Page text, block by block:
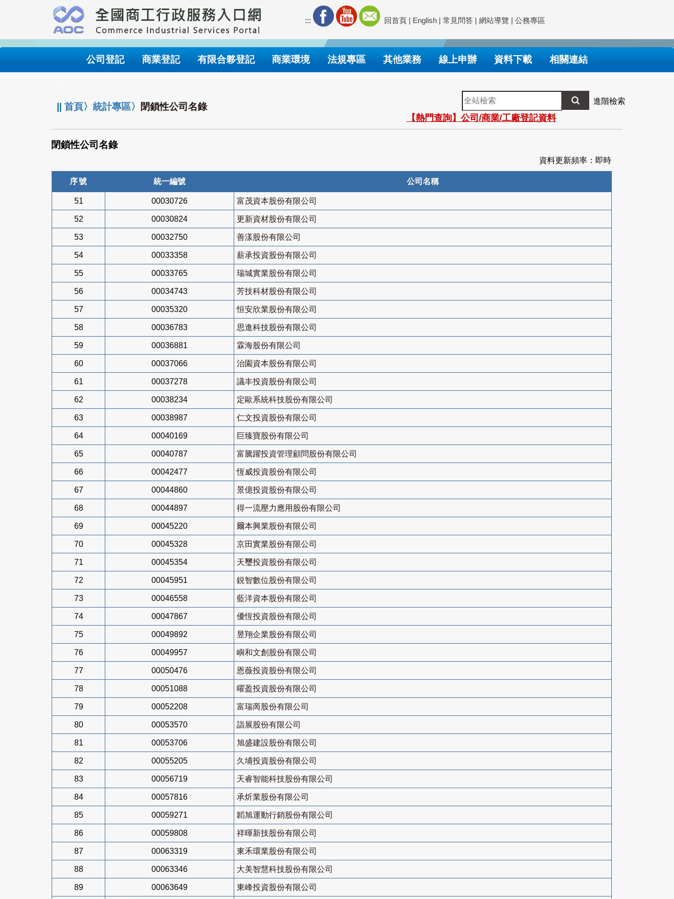
要
內
::: 回首頁 | English | 常見問答 | 網站導覽 | 公務專區
公司登記 商業登記 有限合夥登記 商業環境 法規專區 其他業務 線上申辦 資料下載 相關連結
||首頁〉統計專區〉 閉鎖性公司名錄
全
站
檢
索
進階檢索
【熱門查詢】公司/商業/工廠登記資料
閉鎖性公司名錄
資料更新頻率：即時
序號 統一編號 公司名稱
51 00030726 富茂資本股份有限公司
52 00030824 更新資材股份有限公司
53 00032750 善漾股份有限公司
54 00033358 薪承投資股份有限公司
55 00033765 瑞城實業股份有限公司
56 00034743 芳技科材股份有限公司
57 00035320 恒安欣業股份有限公司
58 00036783 思進科技股份有限公司
59 00036881 霖海股份有限公司
60 00037066 治園資本股份有限公司
61 00037278 議丰投資股份有限公司
62 00038234 定歐系統科技股份有限公司
63 00038987 仁文投資股份有限公司
64 00040169 巨臻寶股份有限公司
65 00040787 富騰躍投資管理顧問股份有限公司
66 00042477 恆威投資股份有限公司
67 00044860 景億投資股份有限公司
68 00044897 得一流壓力應用股份有限公司
69 00045220 爾本興業股份有限公司
70 00045328 京田實業股份有限公司
71 00045354 天璽投資股份有限公司
72 00045951 鋭智數位股份有限公司
73 00046558 藍洋資本股份有限公司
74 00047867 優恆投資股份有限公司
75 00049892 昱翔企業股份有限公司
76 00049957 嶼和文創股份有限公司
77 00050476 恩薇投資股份有限公司
78 00051088 曜盈投資股份有限公司
79 00052208 富瑞啇股份有限公司
80 00053570 詣展股份有限公司
81 00053706 旭盛建設股份有限公司
82 00055205 久埔投資股份有限公司
83 00056719 天睿智能科技股份有限公司
84 00057816 承炘業股份有限公司
85 00059271 韜旭運動行銷股份有限公司
86 00059808 祥暉新技股份有限公司
87 00063319 東禾環業股份有限公司
88 00063346 大美智慧科技股份有限公司
89 00063649 東峰投資股份有限公司